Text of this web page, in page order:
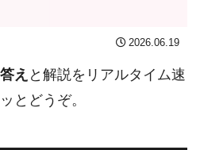
2026.06.19
え と解説をリアルタイム速
とどうぞ。